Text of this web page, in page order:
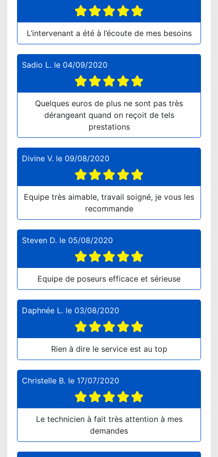
L’intervenant a été à l’écoute de mes besoins
Sadio L. le 04/09/2020
Quelques euros de plus ne sont pas très
dérangeant quand on reçoit de tels
prestations
Divine V. le 09/08/2020
Equipe très aimable, travail soigné, je vous les
recommande
Steven D. le 05/08/2020
Equipe de poseurs efficace et sérieuse
Daphnée L. le 03/08/2020
Rien à dire le service est au top
Christelle B. le 17/07/2020
Le technicien à fait très attention à mes
demandes